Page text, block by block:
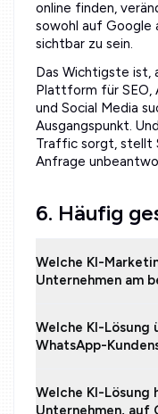
online finden,
sowohl auf Google
sichtbar zu sein.
Das Wichtigste ist,
Plattform für SEO,
und Social Media
Ausgangspunkt.
Traffic sorgt, stellt
Anfrage
6. Häufig
Welche KI-
Unternehmen am
Welche KI-Lösung
WhatsApp-
Welche KI-Lösung
Unternehmen, auf